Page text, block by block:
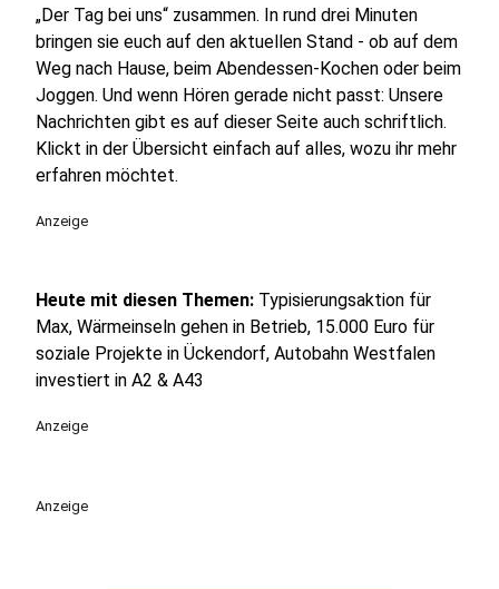
„Der Tag bei uns“ zusammen. In rund drei Minuten
bringen sie euch auf den aktuellen Stand - ob auf dem
Weg nach Hause, beim Abendessen-Kochen oder beim
Joggen. Und wenn Hören gerade nicht passt: Unsere
Nachrichten gibt es auf dieser Seite auch schriftlich.
Klickt in der Übersicht einfach auf alles, wozu ihr mehr
erfahren möchtet.
Anzeige
Heute mit diesen Themen: Typisierungsaktion für
Max, Wärmeinseln gehen in Betrieb, 15.000 Euro für
soziale Projekte in Ückendorf, Autobahn Westfalen
investiert in A2 & A43
Anzeige
Anzeige